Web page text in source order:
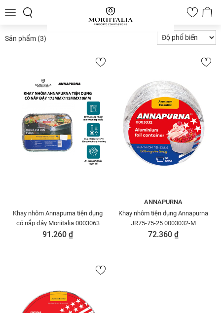
Toggle
0
Sản phẩm (3)
Khay nhôm Annapurna tiện dụng
có nắp đậy Moriitalia 0003063
91.260 ₫
ANNAPURNA
Khay nhôm tiện dụng Annapurna
JR75-75-25 0003032-M
72.360 ₫